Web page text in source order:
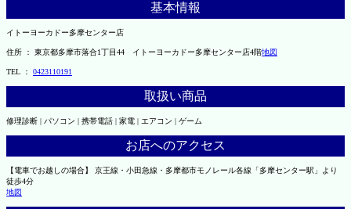
基本情報
イトーヨーカドー多摩センター店
住所 ： 東京都多摩市落合1丁目44 イトーヨーカドー多摩センター店4階地図
TEL ： 0423110191
取扱い商品
修理診断 | パソコン | 携帯電話 | 家電 | エアコン | ゲーム
お店へのアクセス
【電車でお越しの場合】 京王線・小田急線・多摩都市モノレール各線「多摩センター駅」より
徒歩4分
地図